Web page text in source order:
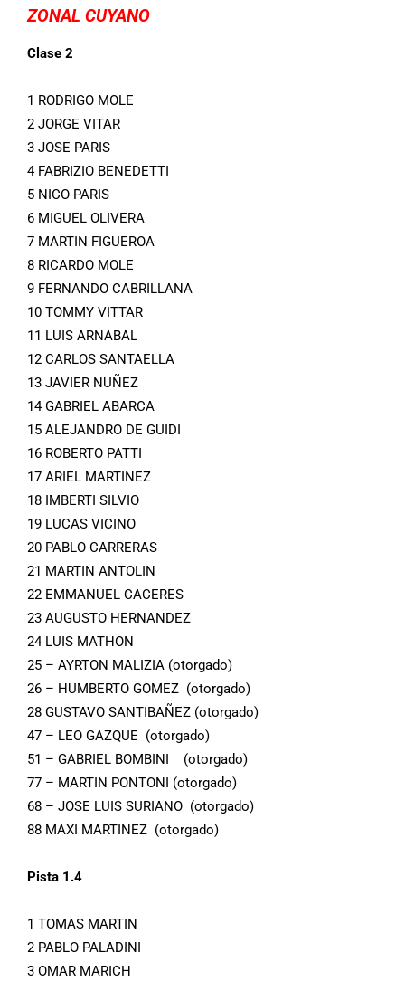
ZONAL CUYANO
Clase 2
1 RODRIGO MOLE
2 JORGE VITAR
3 JOSE PARIS
4 FABRIZIO BENEDETTI
5 NICO PARIS
6 MIGUEL OLIVERA
7 MARTIN FIGUEROA
8 RICARDO MOLE
9 FERNANDO CABRILLANA
10 TOMMY VITTAR
11 LUIS ARNABAL
12 CARLOS SANTAELLA
13 JAVIER NUÑEZ
14 GABRIEL ABARCA
15 ALEJANDRO DE GUIDI
16 ROBERTO PATTI
17 ARIEL MARTINEZ
18 IMBERTI SILVIO
19 LUCAS VICINO
20 PABLO CARRERAS
21 MARTIN ANTOLIN
22 EMMANUEL CACERES
23 AUGUSTO HERNANDEZ
24 LUIS MATHON
25 – AYRTON MALIZIA (otorgado)
26 – HUMBERTO GOMEZ (otorgado)
28 GUSTAVO SANTIBAÑEZ (otorgado)
47 – LEO GAZQUE (otorgado)
51 – GABRIEL BOMBINI (otorgado)
77 – MARTIN PONTONI (otorgado)
68 – JOSE LUIS SURIANO (otorgado)
88 MAXI MARTINEZ (otorgado)
Pista 1.4
1 TOMAS MARTIN
2 PABLO PALADINI
3 OMAR MARICH